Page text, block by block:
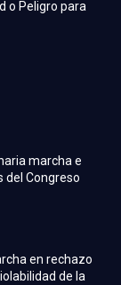
o Peligro para
marcha e
del Congreso
en rechazo
de la